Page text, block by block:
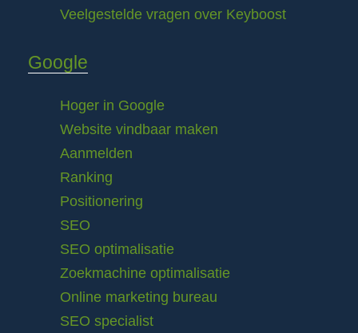
Veelgestelde vragen over Keyboost
Google
Hoger in Google
Website vindbaar maken
Aanmelden
Ranking
Positionering
SEO
SEO optimalisatie
Zoekmachine optimalisatie
Online marketing bureau
SEO specialist